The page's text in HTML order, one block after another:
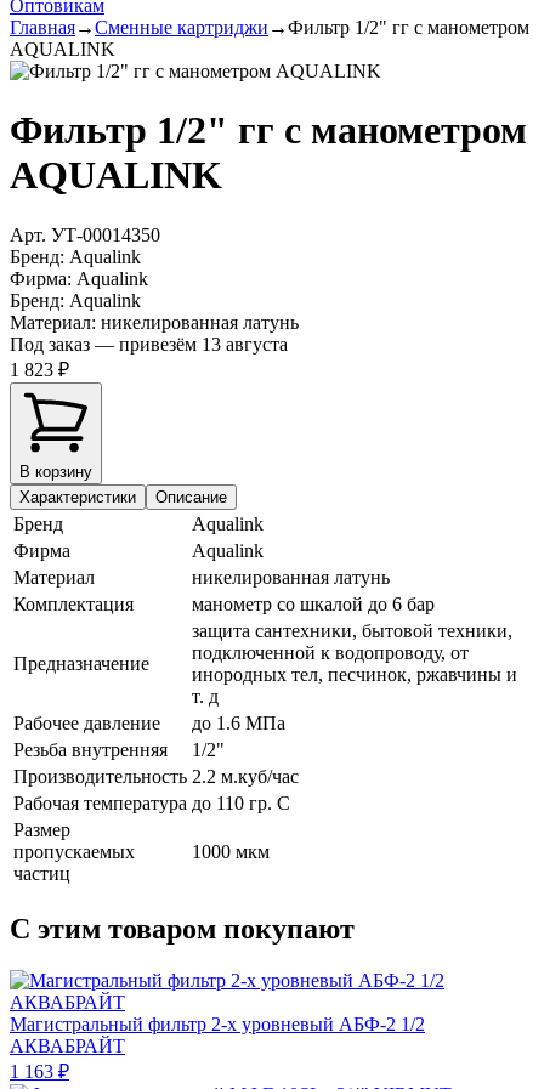
Оптовикам
Главная→Сменные картриджи →Фильтр 1/2" гг с манометром
AQUALINK
Фильтр 1/2" гг с манометром
AQUALINK
Арт. УТ-00014350
Бренд: Aqualink
Фирма: Aqualink
Бренд: Aqualink
Материал: никелированная латунь
Под заказ — привезём 13 августа
1 823 ₽
В корзину
Характеристики
Описание
Бренд
Aqualink
Фирма
Aqualink
Материал
никелированная латунь
Комплектация
манометр со шкалой до 6 бар
Предназначение
защита сантехники, бытовой техники,
подключенной к водопроводу, от
инородных тел, песчинок, ржавчины и
т. д
Рабочее давление
до 1.6 МПа
Резьба внутренняя
1/2"
Производительность 2.2 м.куб/час
Рабочая температура до 110 гр. С
Размер
пропускаемых
частиц
1000 мкм
С этим товаром покупают
Магистральный фильтр 2-х уровневый АБФ-2 1/2
АКВАБРАЙТ
1 163 ₽